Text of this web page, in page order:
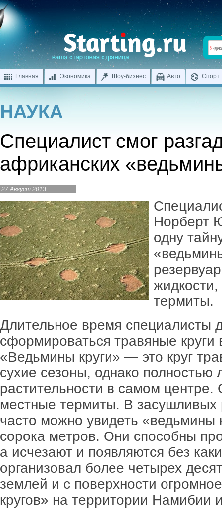
Главная Экономика Шоу-бизнес Авто Спорт
НАУКА
Специалист смог
африканских
27 Август 2013
Норберт
одну
термиты.
Длительное время специалисты
сформироваться травяные
«Ведьмины круги» — это круг
сухие сезоны, однако
растительности в самом центре.
местные термиты. В
часто можно увидеть «ведьмины
сорока метров. Они способны
а исчезают и появляются без
организовал более четырех
землей и с поверхности
кругов» на территории Намибии